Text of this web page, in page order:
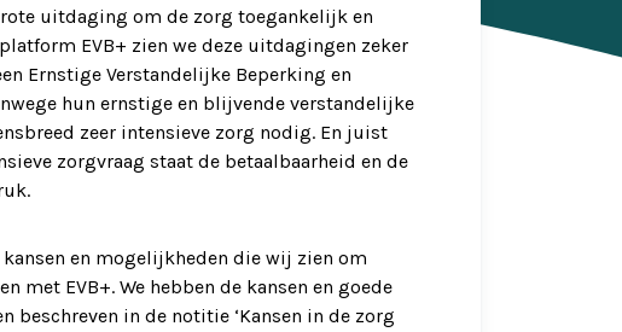
uitdaging om de zorg toegankelijk en
EVB+ zien we deze uitdagingen zeker
Ernstige Verstandelijke Beperking en
hun ernstige en blijvende verstandelijke
zeer intensieve zorg nodig. En juist
zorgvraag staat de betaalbaarheid en de
en mogelijkheden die wij zien om
met EVB+. We hebben de kansen en goede
in de notitie ‘Kansen in de zorg